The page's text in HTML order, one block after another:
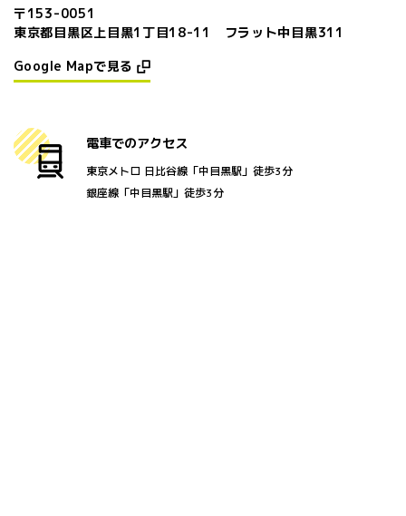
〒153-0051
東京都目黒区上目黒1丁目18-11 フラット中目黒311
Google Mapで見る
電車でのアクセス
東京メトロ 日比谷線「中目黒駅」徒歩3分
銀座線「中目黒駅」徒歩3分